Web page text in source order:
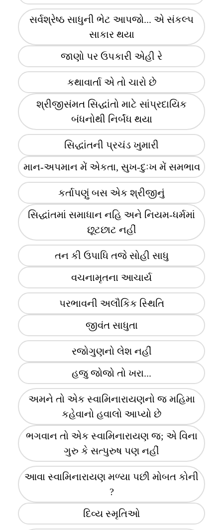
સર્વશ્રેષ્ઠ સાધુની ભેટ આપજો... એ સંકલ્પ
સાકાર થયા
જાણો પર ઉપકારી એહી રે
કથાવાર્તા એ તો ચારો છે
શ્રીજીસંમત સિદ્ધાંતો માટે સાંપ્રદાયિક
બંધનોથી નિર્બંધ થયા
સિદ્ધાંતની પ્રચંડ ખુમારી
માન-અપમાન મેં એકતા, સુખ-દુઃખ મેં સમભાવ
કર્તાપણું બસ એક શ્રીજીનું
સિદ્ધાંતમાં સમાધાન નહિ અને નિયમ-ધર્મમાં
છૂટછાટ નહીં
તન કી ઉપાધિ તજે સોહી સાધુ
વચનામૃતના આચાર્ય
પરભાવની અલૌકિક સ્થિતિ
જીવંત સાધુતા
રજોગુણનો લેશ નહીં
હજુ જોજો તો ખરા...
અમને તો એક સ્વામિનારાયણનો જ મહિમા
કહેવાનો હવાલો આપ્યો છે
ભગવાન તો એક સ્વામિનારાયણ જ; એ વિના
ગુરુ કે સત્પુરુષ પણ નહીં
આવા સ્વામિનારાયણ મળ્યા પછી મોબત કોની
?
દિવ્ય સ્મૃતિઓ